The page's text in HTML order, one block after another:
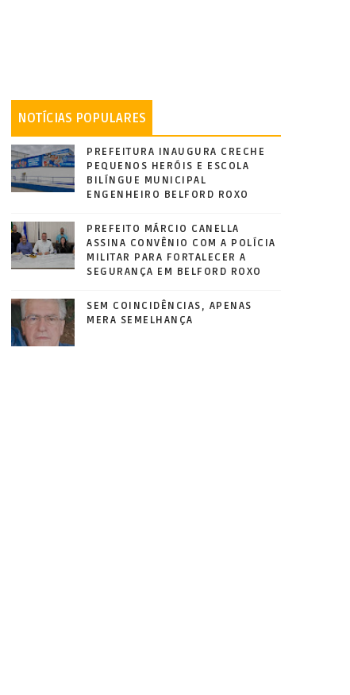
NOTÍCIAS POPULARES
PREFEITURA INAUGURA CRECHE
PEQUENOS HERÓIS E ESCOLA
BILÍNGUE MUNICIPAL
ENGENHEIRO BELFORD ROXO
PREFEITO MÁRCIO CANELLA
ASSINA CONVÊNIO COM A POLÍCIA
MILITAR PARA FORTALECER A
SEGURANÇA EM BELFORD ROXO
SEM COINCIDÊNCIAS, APENAS
MERA SEMELHANÇA